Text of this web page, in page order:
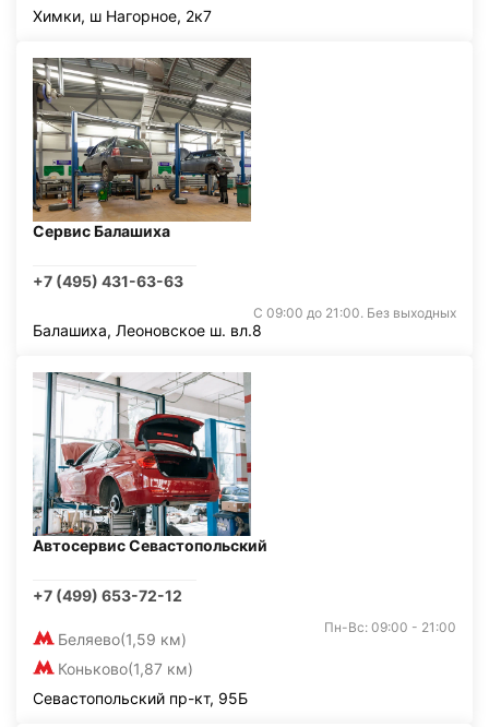
Химки, ш Нагорное, 2к7
Сервис Балашиха
+7 (495) 431-63-63
С 09:00 до 21:00. Без выходных
Балашиха, Леоновское ш. вл.8
Автосервис Севастопольский
+7 (499) 653-72-12
Беляево(1,59 км)
Коньково(1,87 км)
Пн-Вс: 09:00 - 21:00
Севастопольский пр-кт, 95Б